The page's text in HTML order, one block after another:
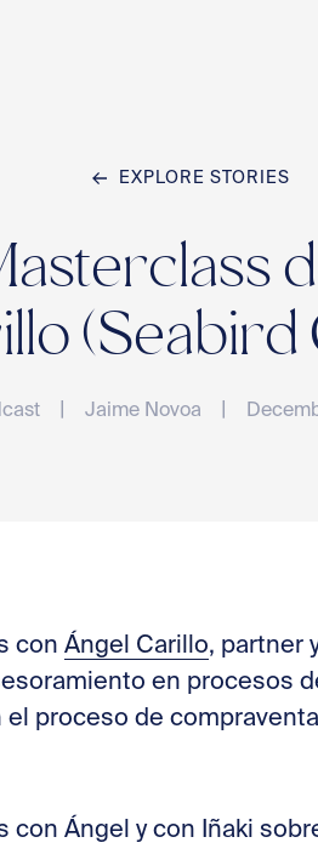
EXPLORE STORIES
(Seabird
Jaime Novoa
con Ángel Carillo, partner
en procesos
proceso de
con Ángel y con Iñaki